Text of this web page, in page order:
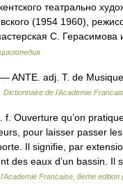
театрально
(1954 1960),
С.
— ANTE. adj. T. de
Dictionnaire de l'Academie
Ouverture qu’on
pour laisser passer
Il signifie, par
des eaux d’un bassin. Il
Francaise, 8eme edition